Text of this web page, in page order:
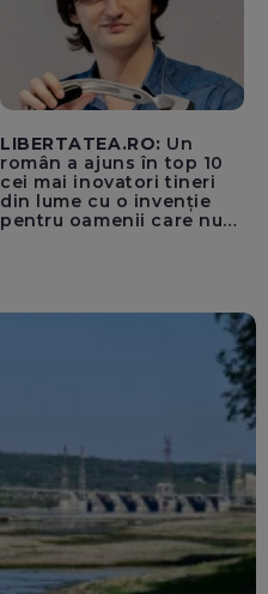
LIBERTATEA.RO: Un
român a ajuns în top 10
cei mai inovatori tineri
din lume cu o invenție
pentru oamenii care nu